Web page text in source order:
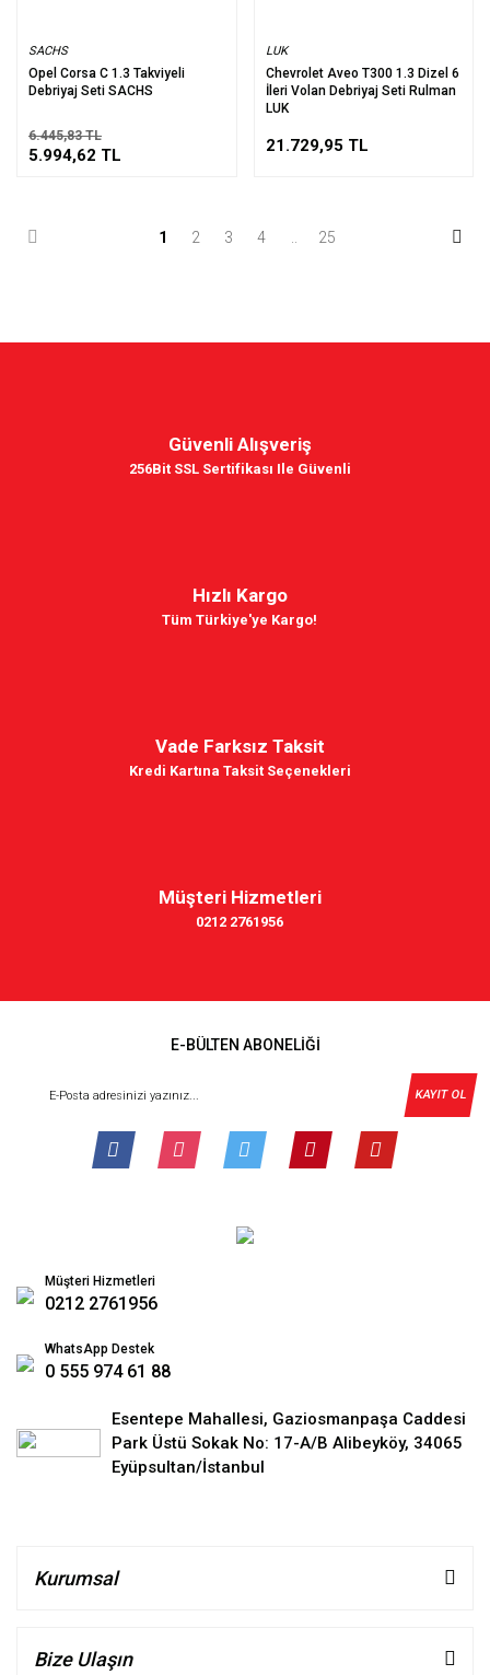
SACHS
Opel Corsa C 1.3 Takviyeli
Debriyaj Seti SACHS
6.445,83 TL
5.994,62 TL
LUK
Chevrolet Aveo T300 1.3 Dizel 6
İleri Volan Debriyaj Seti Rulman
LUK
21.729,95 TL
1 2 3 4 25
Güvenli Alışveriş
256Bit SSL Sertifikası Ile Güvenli
Hızlı Kargo
Tüm Türkiye'ye Kargo!
Vade Farksız Taksit
Kredi Kartına Taksit Seçenekleri
Müşteri Hizmetleri
0212 2761956
E-BÜLTEN ABONELİĞİ
KAYIT OL
Müşteri Hizmetleri
0212 2761956
WhatsApp Destek
0 555 974 61 88
Esentepe Mahallesi, Gaziosmanpaşa Caddesi
Park Üstü Sokak No: 17-A/B Alibeyköy, 34065
Eyüpsultan/İstanbul
Kurumsal
Bize Ulaşın